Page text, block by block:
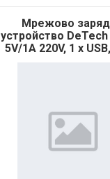
Мрежово
устройство DeTech
5V/1A 220V, 1 x